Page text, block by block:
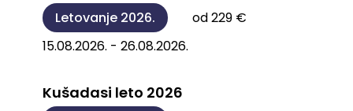
Letovanje 2026.
od 229 €
15.08.2026. - 26.08.2026.
Kušadasi leto 2026